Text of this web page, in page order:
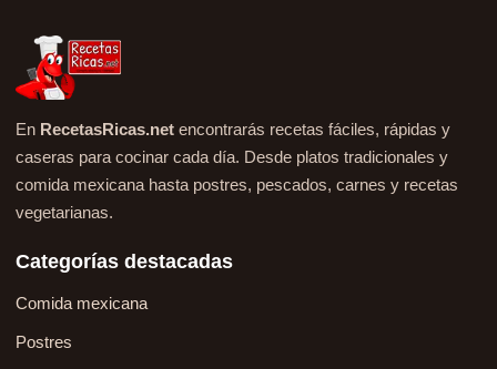
En RecetasRicas.net encontrarás recetas fáciles, rápidas y
caseras para cocinar cada día. Desde platos tradicionales y
comida mexicana hasta postres, pescados, carnes y recetas
vegetarianas.
Categorías destacadas
Comida mexicana
Postres